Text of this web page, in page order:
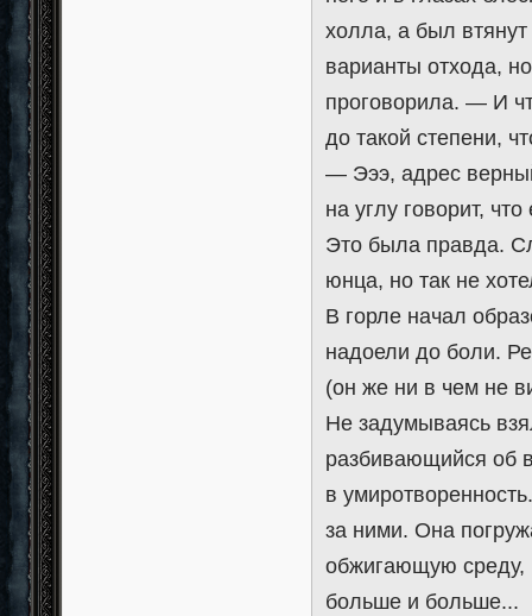
холла, а был
варианты отхода,
проговорила. — И
до такой степени,
— Эээ, адрес
на углу говорит,
Это была правда.
юнца, но так не
В горле начал
надоели до боли.
(он же ни в чем не
Не задумываясь
разбивающийся об
в
за ними. Она
обжигающую среду,
больше и больше...